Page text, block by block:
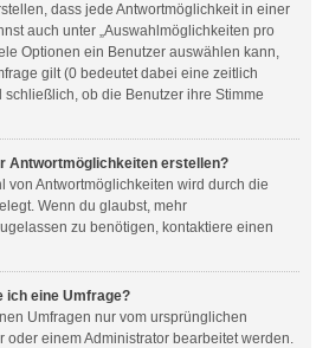
dass jede Antwortmöglichkeit in einer
auch unter „Auswahlmöglichkeiten pro
Optionen ein Benutzer auswählen kann,
gilt (0 bedeutet dabei eine zeitlich
ob die Benutzer ihre Stimme
Antwortmöglichkeiten erstellen?
von Antwortmöglichkeiten wird durch die
Wenn du glaubst, mehr
zu benötigen, kontaktiere einen
ich eine Umfrage?
Umfragen nur vom ursprünglichen
oder einem Administrator bearbeitet werden.